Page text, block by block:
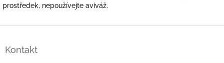
prostředek, nepoužívejte aviváž.
Kontakt